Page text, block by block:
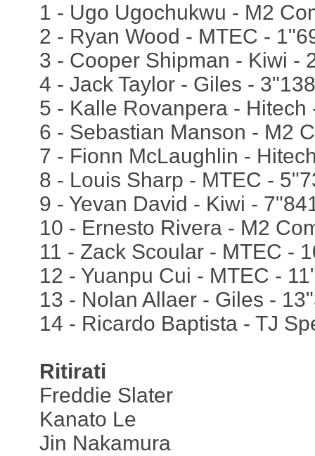
1 - Ugo Ugochukwu - M2
2 - Ryan Wood - MTEC -
3 - Cooper Shipman - Kiwi -
4 - Jack Taylor - Giles - 3"138
5 - Kalle Rovanpera - Hitech
6 - Sebastian Manson - M2
7 - Fionn McLaughlin -
8 - Louis Sharp - MTEC -
9 - Yevan David - Kiwi -
10 - Ernesto Rivera - M2
11 - Zack Scoular - MTEC -
12 - Yuanpu Cui - MTEC -
13 - Nolan Allaer - Giles -
14 - Ricardo Baptista - TJ
Ritirati
Freddie Slater
Kanato Le
Jin Nakamura